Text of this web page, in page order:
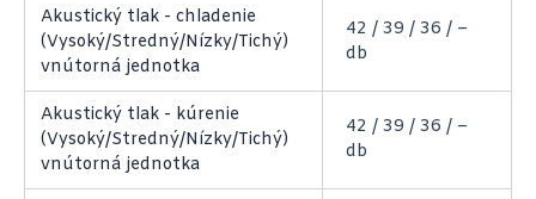
Akustický tlak - chladenie
(Vysoký/Stredný/Nízky/Tichý)
vnútorná jednotka
42 / 39 / 36 / –
db
Akustický tlak - kúrenie
(Vysoký/Stredný/Nízky/Tichý)
vnútorná jednotka
42 / 39 / 36 / –
db